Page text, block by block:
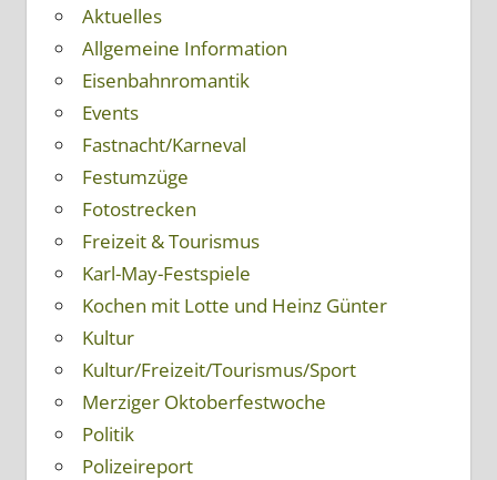
Aktuelles
Allgemeine Information
Eisenbahnromantik
Events
Fastnacht/Karneval
Festumzüge
Fotostrecken
Freizeit & Tourismus
Karl-May-Festspiele
Kochen mit Lotte und Heinz Günter
Kultur
Kultur/Freizeit/Tourismus/Sport
Merziger Oktoberfestwoche
Politik
Polizeireport